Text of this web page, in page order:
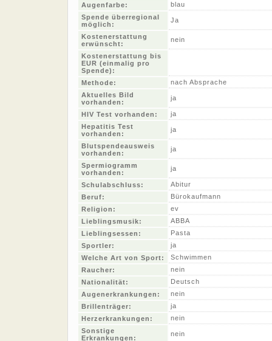
Augenfarbe:
blau
Spende überregional
möglich:
Ja
Kostenerstattung
erwünscht:
nein
Kostenerstattung bis
EUR (einmalig pro
Spende):
Methode:
nach Absprache
Aktuelles Bild
vorhanden:
ja
HIV Test vorhanden:
ja
Hepatitis Test
vorhanden:
ja
Blutspendeausweis
vorhanden:
ja
Spermiogramm
vorhanden:
ja
Schulabschluss:
Abitur
Beruf:
Bürokaufmann
Religion:
ev
Lieblingsmusik:
ABBA
Lieblingsessen:
Pasta
Sportler:
ja
Welche Art von Sport:
Schwimmen
Raucher:
nein
Nationalität:
Deutsch
Augenerkrankungen:
nein
Brillenträger:
ja
Herzerkrankungen:
nein
Sonstige
Erkrankungen:
nein